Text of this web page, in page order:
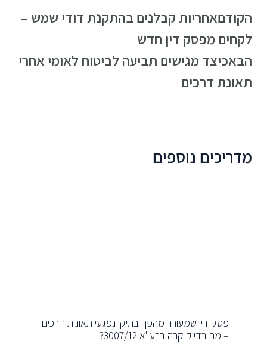
הקודםאחריות קבלנים בהתקנת דודי שמש –
לקחים מפסק דין חדש
הבאכיצד מגישים תביעה לביטוח לאומי אחרי
תאונת דרכים
מדריכים נוספים
פסק דין שמעורר מהפך בתיקי נפגעי תאונות דרכים
– מה בדיוק קרה ברע"א 3007/12?